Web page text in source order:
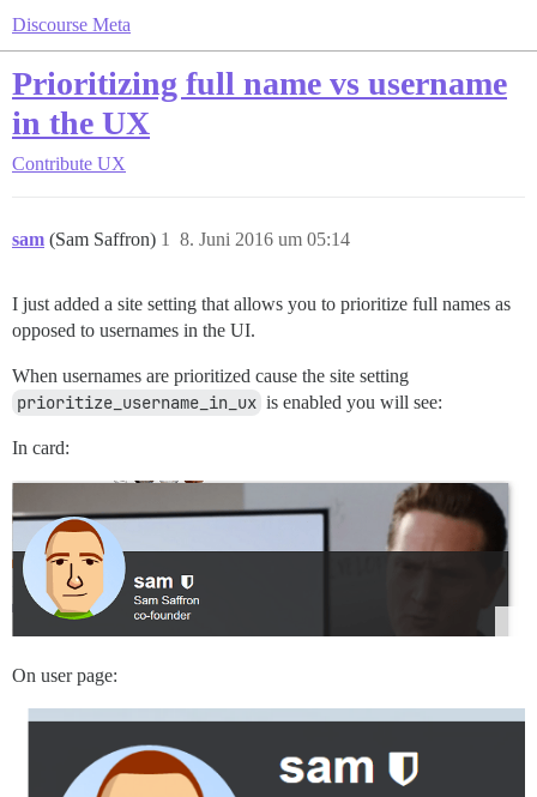
Discourse Meta
Prioritizing full name vs username
in the UX
Contribute UX
sam (Sam Saffron) 8. Juni 2016 um 05:14
1
I just added a site setting that allows you to prioritize full names as
opposed to usernames in the UI.
When usernames are prioritized cause the site setting
prioritize_username_in_ux is enabled you will see:
In card:
On user page: